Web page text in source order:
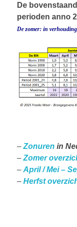
De
perioden anno
De zomer: in
– Zonuren in
– Zomer
– April / Mei –
– Herfst